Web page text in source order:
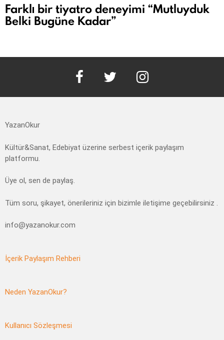
Farklı bir tiyatro deneyimi “Mutluyduk
Belki Bugüne Kadar”
YazanOkur
Kültür&Sanat, Edebiyat üzerine serbest içerik paylaşım
platformu.
Üye ol, sen de paylaş.
Tüm soru, şikayet, önerileriniz için bizimle iletişime geçebilirsiniz .
info@yazanokur.com
İçerik Paylaşım Rehberi
Neden YazanOkur?
Kullanıcı Sözleşmesi